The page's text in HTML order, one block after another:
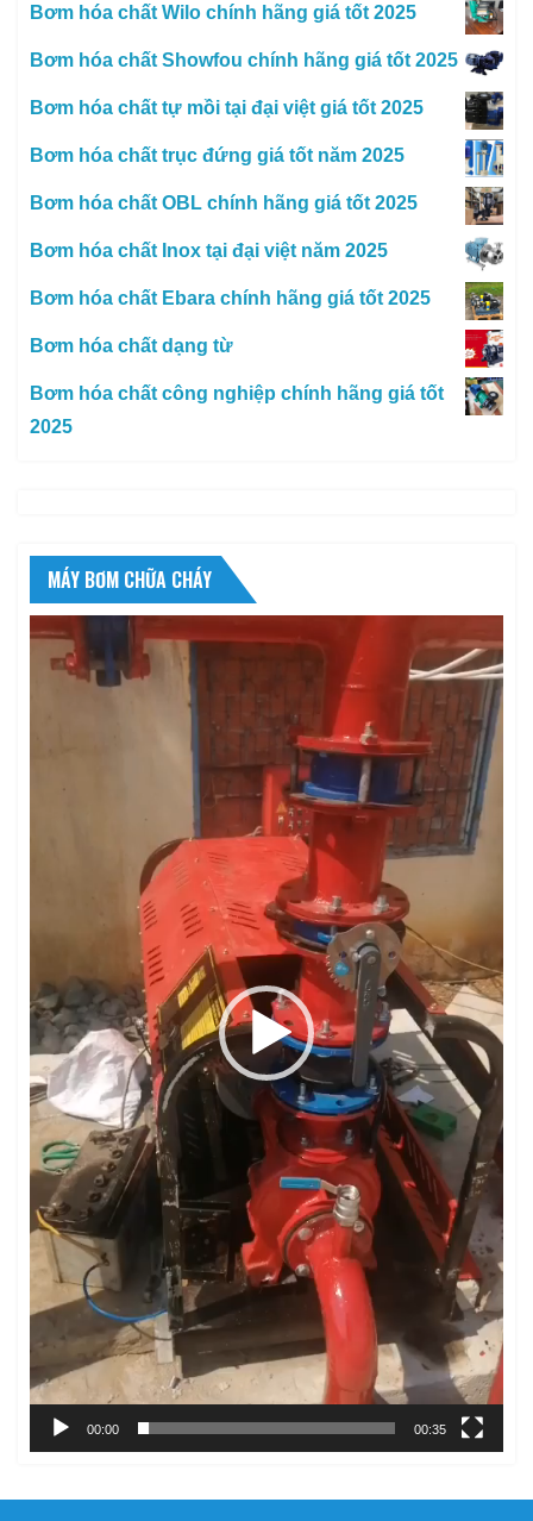
Bơm hóa chất Wilo chính hãng giá tốt 2025
Bơm hóa chất Showfou chính hãng giá tốt 2025
Bơm hóa chất tự mồi tại đại việt giá tốt 2025
Bơm hóa chất trục đứng giá tốt năm 2025
Bơm hóa chất OBL chính hãng giá tốt 2025
Bơm hóa chất Inox tại đại việt năm 2025
Bơm hóa chất Ebara chính hãng giá tốt 2025
Bơm hóa chất dạng từ
Bơm hóa chất công nghiệp chính hãng giá tốt
2025
MÁY BƠM CHỮA CHÁY
Trình
chơi
00:00 00:35